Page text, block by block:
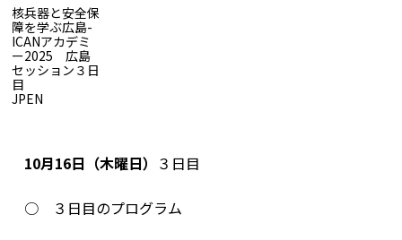
核兵器と安全保
障を学ぶ広島-
ICANアカデミ
ー2025 広島
セッション３日
目
JPEN
核兵器と安全保障を学ぶ広島-ICANアカデミー2025 広島セッ
​10月16日（木曜日） ３日目
○ ３日目のプログラム